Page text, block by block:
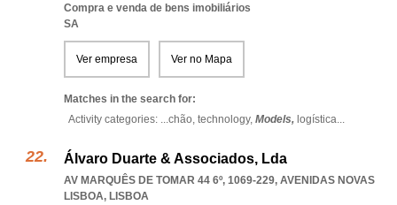
Compra e venda de bens imobiliários
SA
Ver empresa Ver no Mapa
Matches in the search for:
Activity categories: ...chão, technology, Models, logística...
Álvaro Duarte & Associados, Lda
AV MARQUÊS DE TOMAR 44 6º, 1069-229, AVENIDAS NOVAS
LISBOA, LISBOA